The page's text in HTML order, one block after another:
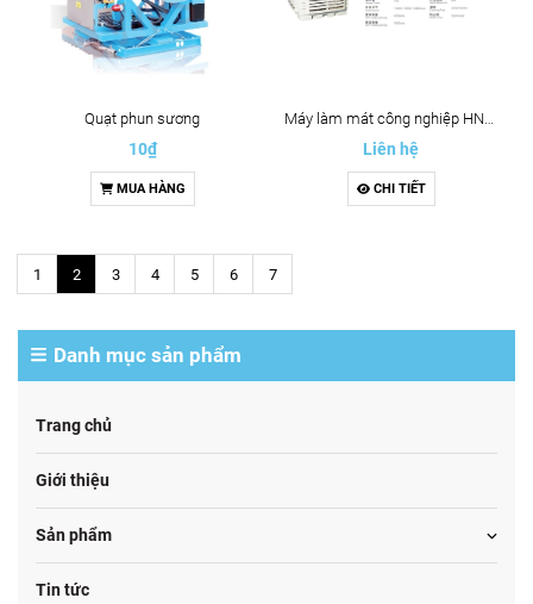
Danh mục sản phẩm
Trang chủ
Giới thiệu
Sản phẩm
Tin tức
Quạt phun sương
10₫
MUA HÀNG
Máy làm mát công nghiệp HN35H
Liên hệ
CHI TIẾT
1 2 3 4 5 6 7